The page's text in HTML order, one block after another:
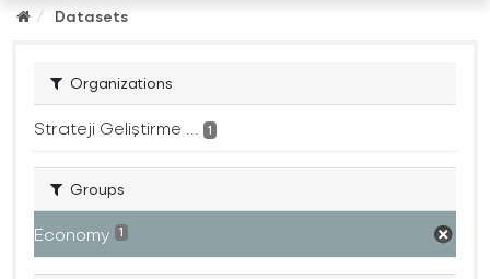
Datasets
Organizations
Strateji Geliştirme ... 1
Groups
Economy 1